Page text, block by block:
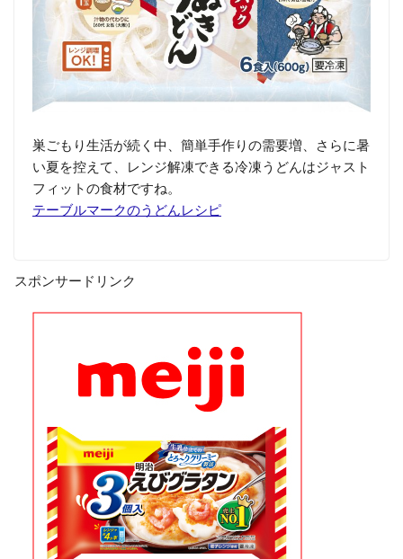
巣ごもり生活が続く中、簡単手作りの需要増、さらに暑
い夏を控えて、レンジ解凍できる冷凍うどんはジャスト
フィットの食材ですね。
テーブルマークのうどんレシピ
スポンサードリンク